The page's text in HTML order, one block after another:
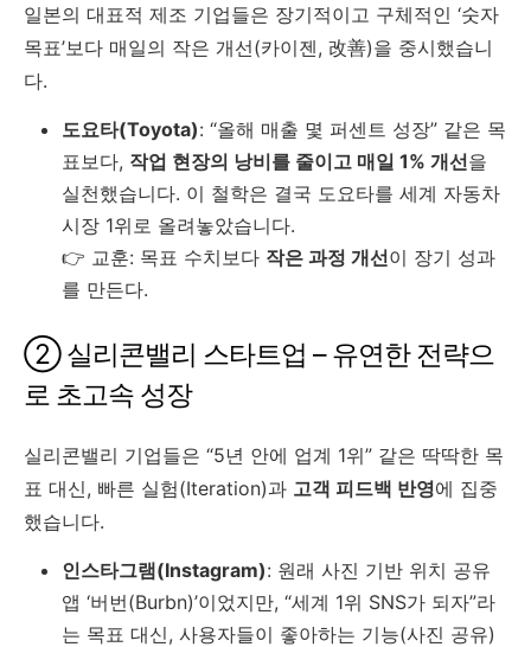
일본의 대표적 제조 기업들은 장기적이고 구체적인 ‘숫자
목표’보다 매일의 작은 개선(카이젠, 改善)을 중시했습니
다.
도요타(Toyota): “올해 매출 몇 퍼센트 성장” 같은 목
표보다, 작업 현장의 낭비를 줄이고 매일 1% 개선을
실천했습니다. 이 철학은 결국 도요타를 세계 자동차
시장 1위로 올려놓았습니다.
👉 교훈: 목표 수치보다 작은 과정 개선이 장기 성과
를 만든다.
② 실리콘밸리 스타트업 – 유연한 전략으
로 초고속 성장
실리콘밸리 기업들은 “5년 안에 업계 1위” 같은 딱딱한 목
표 대신, 빠른 실험(Iteration)과 고객 피드백 반영에 집중
했습니다.
인스타그램(Instagram): 원래 사진 기반 위치 공유
앱 ‘버번(Burbn)’이었지만, “세계 1위 SNS가 되자”라
는 목표 대신, 사용자들이 좋아하는 기능(사진 공유)